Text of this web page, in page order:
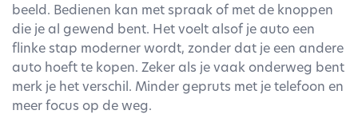
beeld. Bedienen kan met spraak of met de knoppen
die je al gewend bent. Het voelt alsof je auto een
flinke stap moderner wordt, zonder dat je een andere
auto hoeft te kopen. Zeker als je vaak onderweg bent
merk je het verschil. Minder gepruts met je telefoon en
meer focus op de weg.